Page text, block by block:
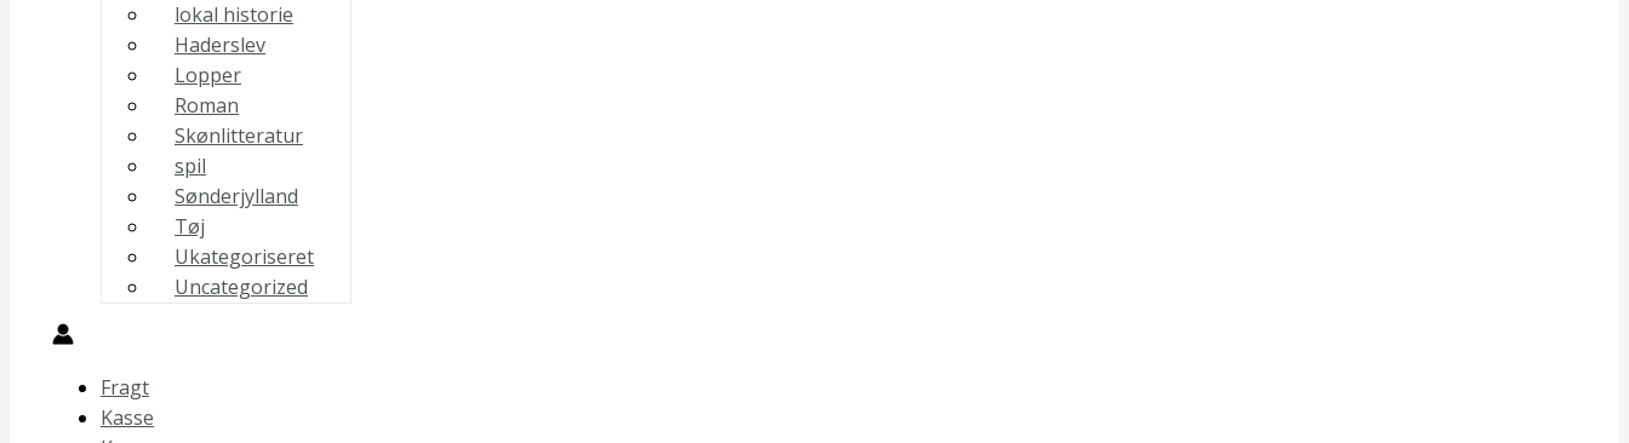
lokal historie
Haderslev
Lopper
Roman
Skønlitteratur
spil
Sønderjylland
Tøj
Ukategoriseret
Uncategorized
Fragt
Kasse